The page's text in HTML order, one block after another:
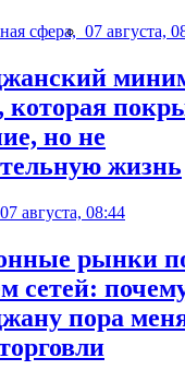
сфера, 07 августа,
которая
но не
жизнь
07 августа, 08:44
рынки
сетей:
пора